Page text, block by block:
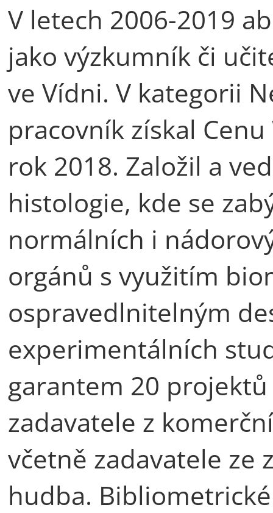
V letech 2006-2019
jako výzkumník či
ve Vídni. V kategorii
pracovník získal
rok 2018. Založil a
histologie, kde se
normálních i
orgánů s využitím
ospravedlnitelným
experimentálních
garantem 20
zadavatele z
včetně zadavatele ze
hudba.